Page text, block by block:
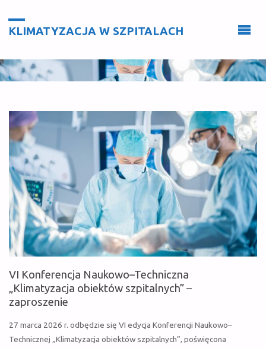
KLIMATYZACJA W SZPITALACH
VI Konferencja Naukowo–Techniczna
„Klimatyzacja obiektów szpitalnych” –
zaproszenie
27 marca 2026 r. odbędzie się VI edycja Konferencji Naukowo–
Technicznej „Klimatyzacja obiektów szpitalnych”, poświęcona